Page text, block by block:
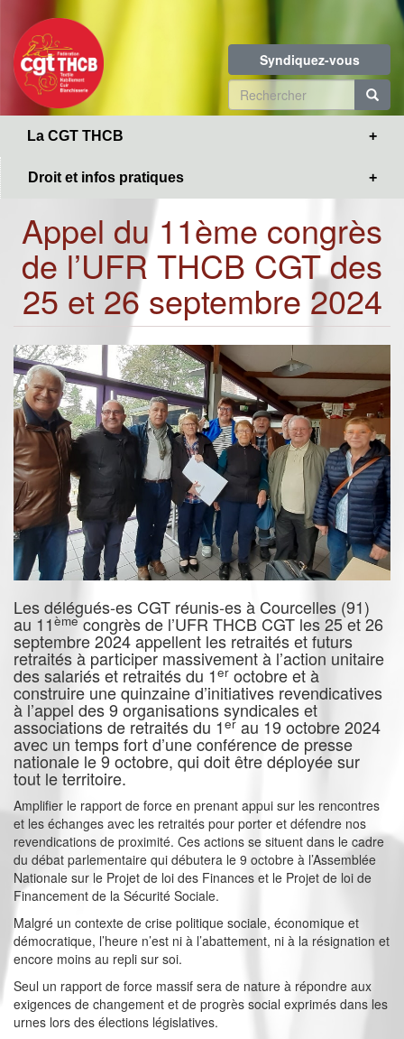
contenu
principal
Syndiquez-vous
Formulaire
de
La CGT THCB
Droit et infos pratiques
Appel du 11ème congrès
de l’UFR THCB CGT des
25 et 26 septembre 2024
Les délégués-es CGT réunis-es à Courcelles (91)
au 11èmecongrès de l’UFR THCB CGT les 25 et 26
septembre 2024 appellent les retraités et futurs
retraités à participer massivement à l’action unitaire
des salariés et retraités du 1er octobre et à
construire une quinzaine d’initiatives revendicatives
à l’appel des 9 organisations syndicales et
associations de retraités du 1er au 19 octobre 2024
avec un temps fort d’une conférence de presse
nationale le 9 octobre, qui doit être déployée sur
tout le territoire.
Amplifier le rapport de force en prenant appui sur les rencontres
et les échanges avec les retraités pour porter et défendre nos
revendications de proximité. Ces actions se situent dans le cadre
du débat parlementaire qui débutera le 9 octobre à l’Assemblée
Nationale sur le Projet de loi des Finances et le Projet de loi de
Financement de la Sécurité Sociale.
Malgré un contexte de crise politique sociale, économique et
démocratique, l’heure n’est ni à l’abattement, ni à la résignation et
encore moins au repli sur soi.
Seul un rapport de force massif sera de nature à répondre aux
exigences de changement et de progrès social exprimés dans les
urnes lors des élections législatives.